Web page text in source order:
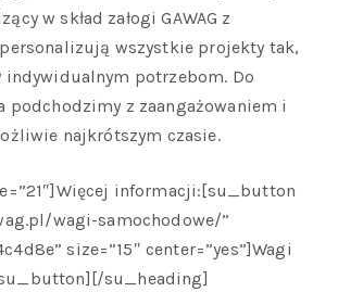
w skład załogi GAWAG z
wszystkie projekty tak,
indywidualnym potrzebom. Do
podchodzimy z zaangażowaniem i
najkrótszym czasie.
informacji:[su_button
wagi-samochodowe/”
size=”15″ center=”yes”]Wagi
su_heading]